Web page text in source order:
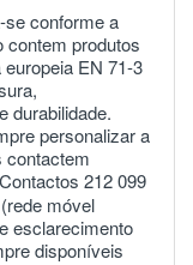
se conforme a
contem produtos
EN 71-3
durabilidade.
personalizar a
contactem
212 099
(rede móvel
esclarecimento
disponíveis